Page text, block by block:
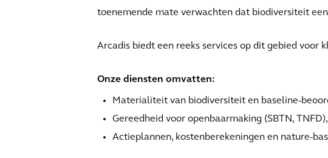
toenemende mate verwachten dat biodiversiteit
Arcadis biedt een reeks services op dit gebied voor
Onze diensten omvatten:
Materialiteit van biodiversiteit en baseline-
Gereedheid voor openbaarmaking (SBTN,
Actieplannen, kostenberekeningen en nature-